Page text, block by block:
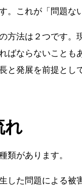
。これが「問題な
方法は２つです
ばならないこと
と発展を前提と
れ
類があります。
した問題による